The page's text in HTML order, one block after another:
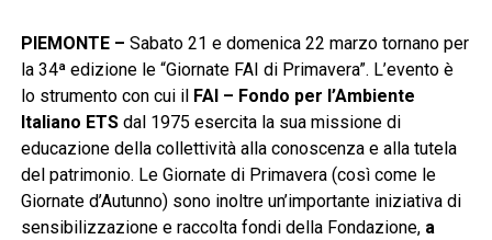
PIEMONTE – Sabato 21 e domenica 22 marzo tornano per
la 34ª edizione le “Giornate FAI di Primavera”. L’evento è
lo strumento con cui il FAI – Fondo per l’Ambiente
Italiano ETSdal 1975 esercita la sua missione di
educazione della collettività alla conoscenza e alla tutela
del patrimonio. Le Giornate di Primavera (così come le
Giornate d’Autunno) sono inoltre un’importante iniziativa di
sensibilizzazione e raccolta fondi della Fondazione, a